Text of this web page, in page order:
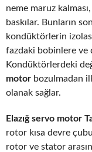
neme maruz
baskılar. Bunların
kondüktörlerin
fazdaki bobinlere ve
Kondüktörlerdeki
motor bozulmadan
olanak sağlar.
Elazığ servo motor
rotor kısa devre
rotor ve stator